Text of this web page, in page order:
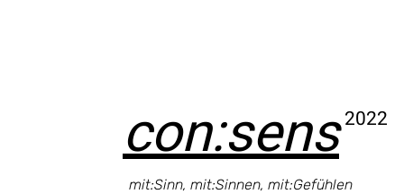
con:sens 2022
mit:Sinn, mit:Sinnen, mit:Gefühlen